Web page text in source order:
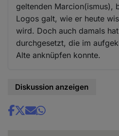
geltenden Marcion(ismus),
Logos galt, wie er heute
wird. Doch auch damals
durchgesetzt, die im
Alte anknüpfen konnte.
Diskussion anzeigen
Share